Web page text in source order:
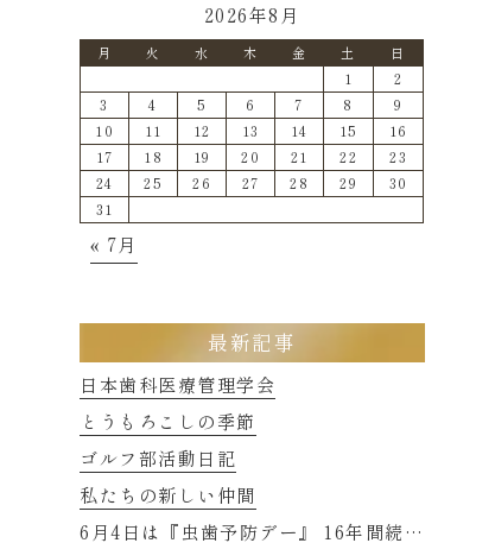
2026年8月
月 火 水 木 金 土
日
1
2
3
4 5 6 7 8
9
10
11 12 13 14 15
16
17
18 19 20 21 22
23
24
25 26 27 28 29
30
31
« 7月
最新記事
日本歯科医療管理学会
とうもろこしの季節
ゴルフ部活動日記
私たちの新しい仲間
6月4日は『虫歯予防デー』 16年間続くご縁に感謝